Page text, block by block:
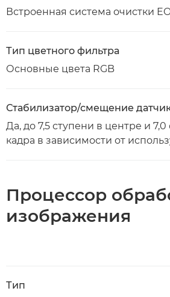
Встроенная система очистки
Тип цветного фильтра
Основные цвета RGB
Стабилизатор/смещение
Да, до 7,5 ступени в центре и
кадра в зависимости от
Процессор
изображения
Тип